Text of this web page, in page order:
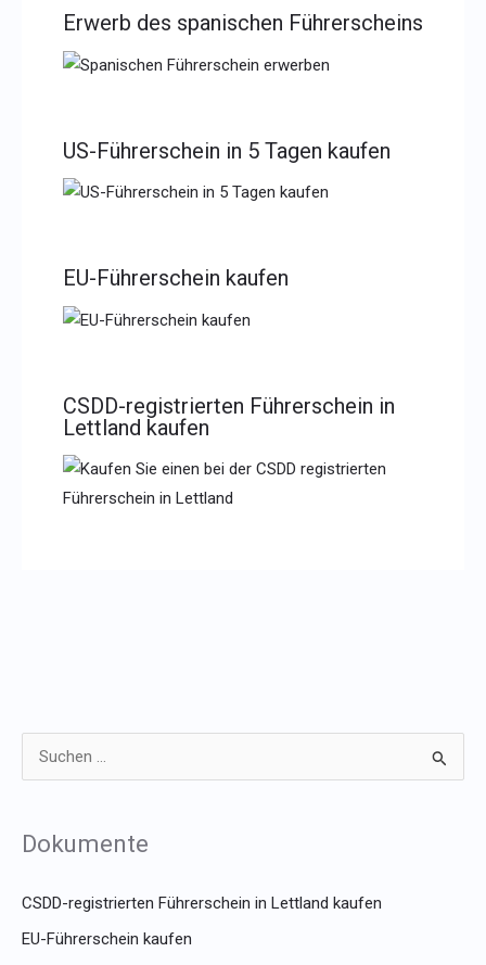
e
Dokumente
CSDD-registrierten Führerschein in Lettland kaufen
EU-Führerschein kaufen
Erwerb des spanischen Führerscheins
US-Führerschein in 5 Tagen kaufen
EU-Führerschein kaufen
CSDD-registrierten Führerschein in
Lettland kaufen